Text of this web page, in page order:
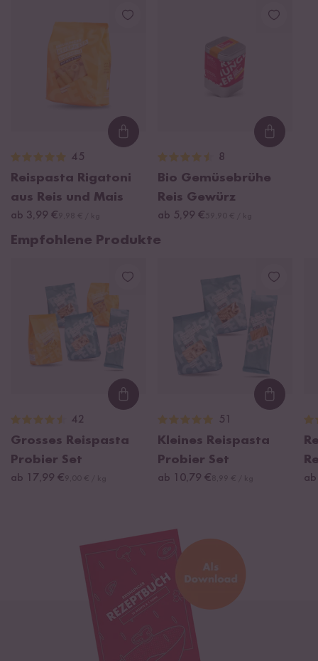
Loading...
45
Reispasta Rigatoni
aus Reis und Mais
ab 3,99 €
8
Bio Gemüsebrühe
Reis Gewürz
ab 5,99 €
Empfohlene Produkte
Loading...
42
Grosses Reispasta
Probier Set
ab 17,99 €
51
Kleines Reispasta
Probier Set
ab 10,79 €